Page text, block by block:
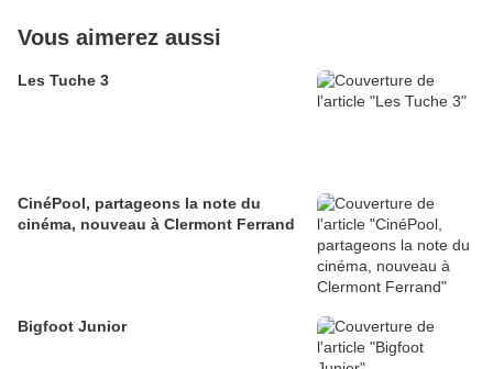
Vous aimerez aussi
Les Tuche 3
CinéPool, partageons la note du
cinéma, nouveau à Clermont Ferrand
Bigfoot Junior